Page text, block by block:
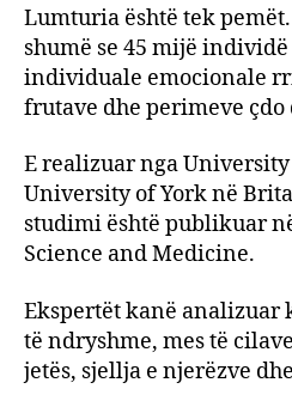
Lumturia është tek
shumë se 45 mijë
individuale emocionale
frutave dhe perimeve çdo
E realizuar nga University
University of York në
studimi është publikuar
Science and Medicine.
Ekspertët kanë analizuar
të ndryshme, mes të
jetës, sjellja e njerëzve